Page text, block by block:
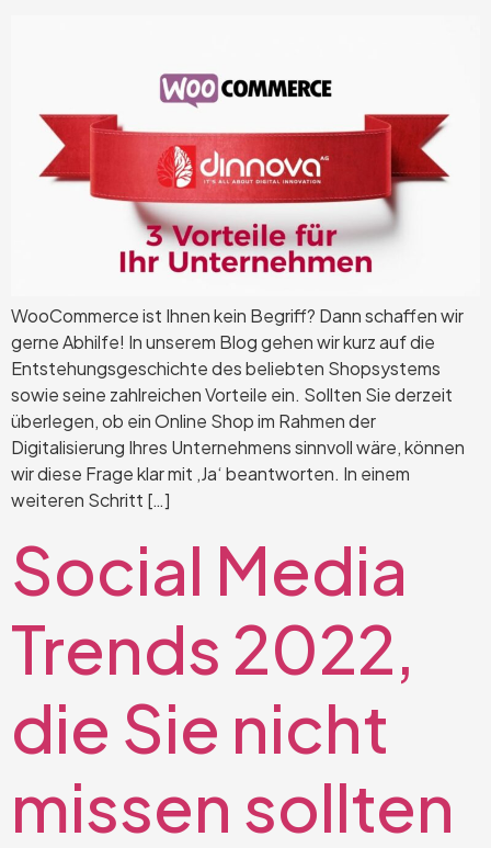
WooCommerce ist Ihnen kein Begriff? Dann schaffen wir
gerne Abhilfe! In unserem Blog gehen wir kurz auf die
Entstehungsgeschichte des beliebten Shopsystems
sowie seine zahlreichen Vorteile ein. Sollten Sie derzeit
überlegen, ob ein Online Shop im Rahmen der
Digitalisierung Ihres Unternehmens sinnvoll wäre, können
wir diese Frage klar mit ‚Ja‘ beantworten. In einem
weiteren Schritt […]
Social Media
Trends 2022,
die Sie nicht
missen sollten